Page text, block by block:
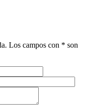
Los campos con * son